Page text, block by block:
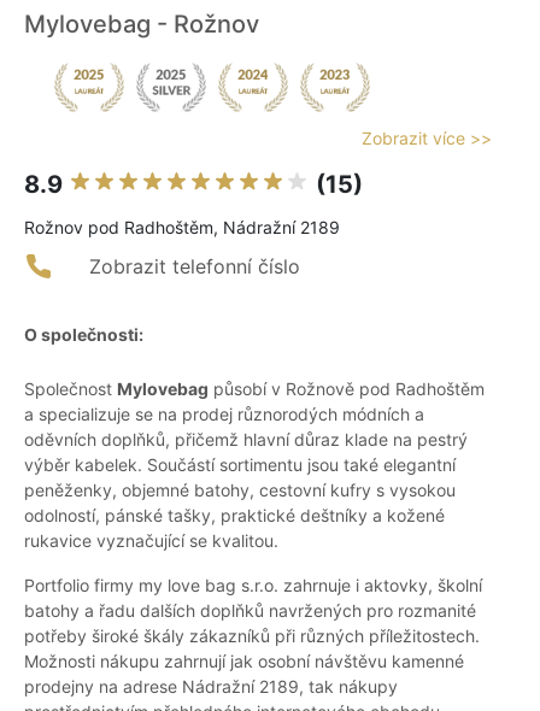
Mylovebag - Rožnov
Zobrazit více >>
8.9 (15)
Rožnov pod Radhoštěm, Nádražní 2189
Zobrazit telefonní číslo
O společnosti:
Společnost Mylovebag působí v Rožnově pod Radhoštěm
a specializuje se na prodej různorodých módních a
oděvních doplňků, přičemž hlavní důraz klade na pestrý
výběr kabelek. Součástí sortimentu jsou také elegantní
peněženky, objemné batohy, cestovní kufry s vysokou
odolností, pánské tašky, praktické deštníky a kožené
rukavice vyznačující se kvalitou.
Portfolio firmy my love bag s.r.o. zahrnuje i aktovky, školní
batohy a řadu dalších doplňků navržených pro rozmanité
potřeby široké škály zákazníků při různých příležitostech.
Možnosti nákupu zahrnují jak osobní návštěvu kamenné
prodejny na adrese Nádražní 2189, tak nákupy